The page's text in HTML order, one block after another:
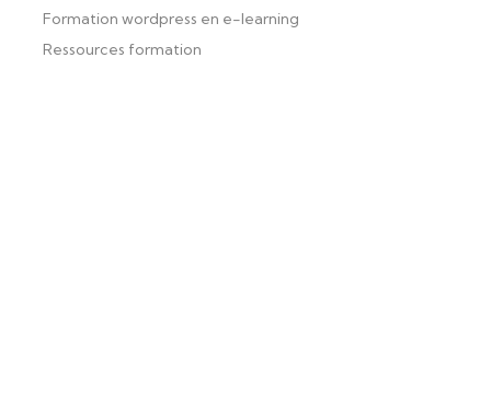
Formation wordpress en e-learning
Ressources formation